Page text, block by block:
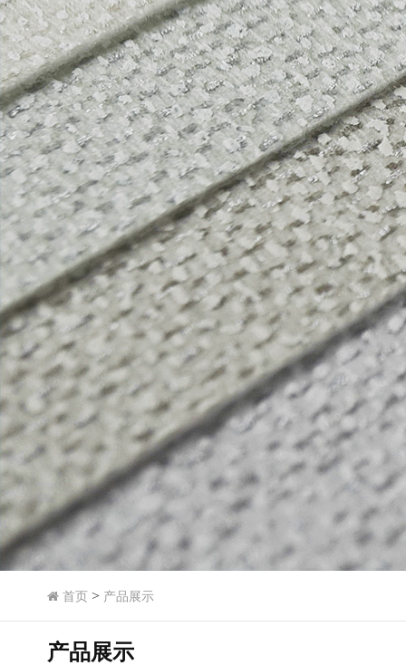
首页 > 产品展示
产品展示